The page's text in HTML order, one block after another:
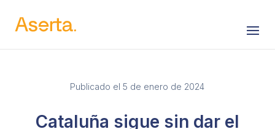
Saltar al contenido
Publicado el 5 de enero de 2024
Cataluña sigue sin dar el